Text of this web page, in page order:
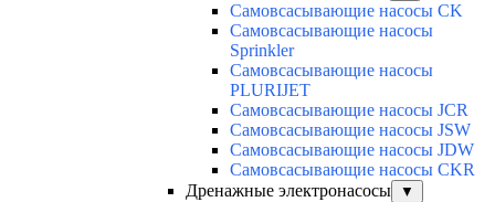
Самовсасывающие насосы CK
Самовсасывающие насосы
Sprinkler
Самовсасывающие насосы
PLURIJET
Самовсасывающие насосы JCR
Самовсасывающие насосы JSW
Самовсасывающие насосы JDW
Самовсасывающие насосы CKR
Дренажные электронасосы
▼